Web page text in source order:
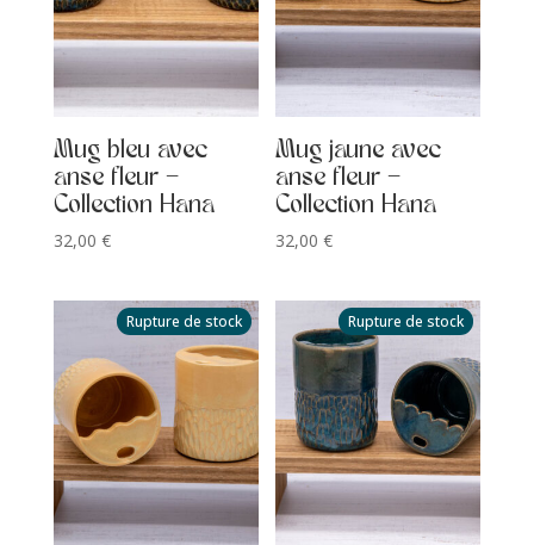
Mug bleu avec
anse fleur –
Collection Hana
32,00 €
Mug jaune avec
anse fleur –
Collection Hana
32,00€
Rupture de stock Rupture de stock